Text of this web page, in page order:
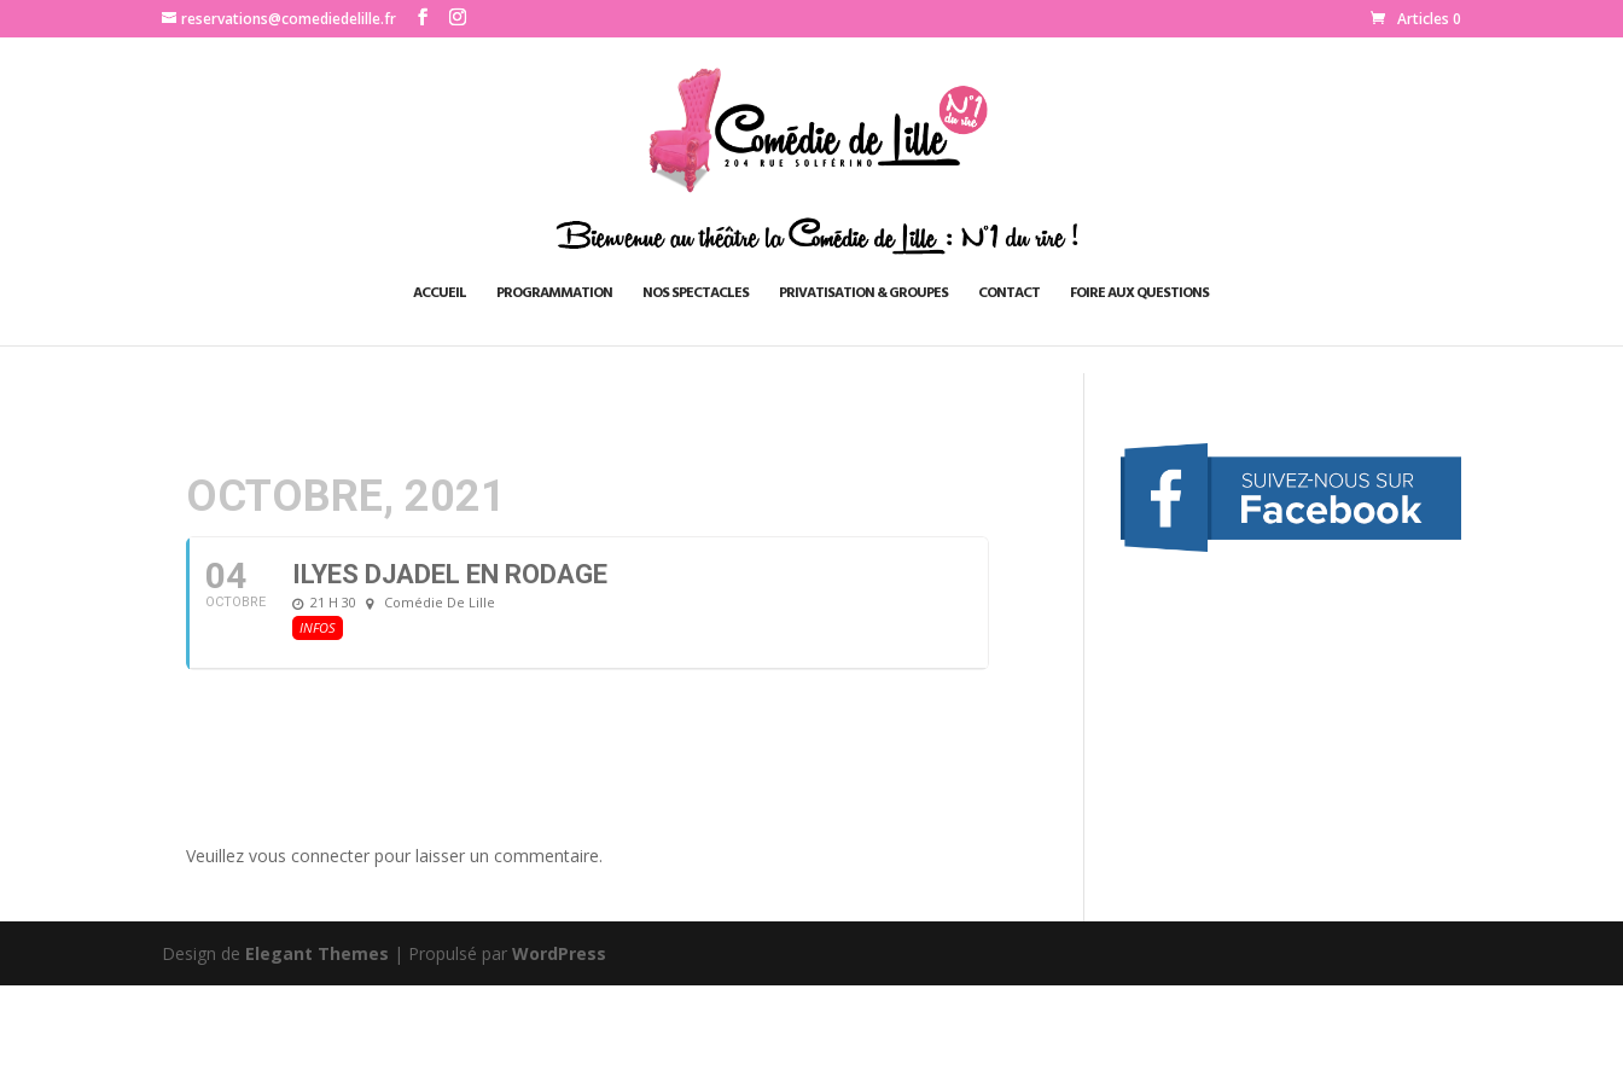
http://www.comediedelille.frreservations@comediedelille.fr Articles 0
ACCUEIL PROGRAMMATION NOS SPECTACLES PRIVATISATION & GROUPES CONTACT FOIRE AUX QUESTIONS
OCTOBRE, 2021
04
OCTOBRE
ILYES DJADEL EN RODAGE
21 H 30
Comédie De Lille
INFOS
Veuillez vous connecter pour laisser un commentaire.
Design de Elegant Themes | Propulsé parWordPress